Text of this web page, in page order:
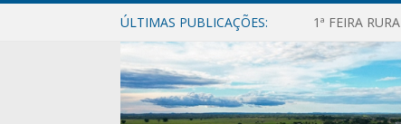
ÚLTIMAS PUBLICAÇÕES: 1ª FEIRA